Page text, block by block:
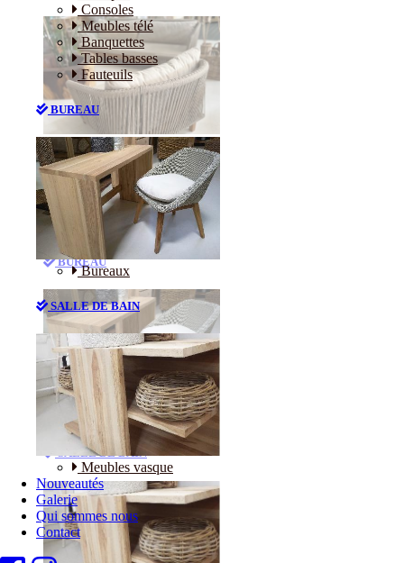
Consoles
Meubles télé
Banquettes
Tables basses
Fauteuils
BUREAU
Bureaux
SALLE DE BAIN
Meubles vasque
Nouveautés
Galerie
Qui sommes nous
Contact
Canapés
Consoles
Meubles télé
Banquettes
Tables basses
Fauteuils
BUREAU
Bureaux
SALLE DE BAIN